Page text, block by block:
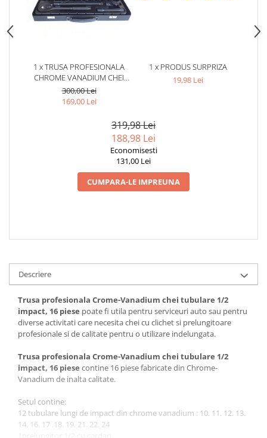
1 x TRUSA PROFESIONALA
CHROME VANADIUM CHEI
TUBULARE, HEXAGONALE, 1/2
IMPACT,16 PIESE - NEGRU
300,00 Lei
169,00 Lei
1 x PRODUS SURPRIZA
19,98 Lei
319,98 Lei
188,98 Lei
Economisesti
131,00 Lei
CUMPARA-LE IMPREUNA
Descriere
Trusa profesionala Crome-Vanadium chei tubulare 1/2
impact, 16 piese poate fi utila pentru serviceuri auto sau pentru
diverse activitati care necesita chei cu clichet si prelungitoare
profesionale si de calitate pentru o utilizare indelungata.
Trusa profesionala Crome-Vanadium chei tubulare 1/2
impact, 16 piese contine 16 piese fabricate din Chrome-
Vanadium de inalta calitate.
Setul contine:
12 tubulare lungi de impact din chrome vanadium : 10. 11. 12. 13.
14. 16. 17 .18. 19. 21. 22. 24